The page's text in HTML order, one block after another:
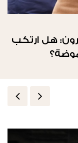
هل ارتكب